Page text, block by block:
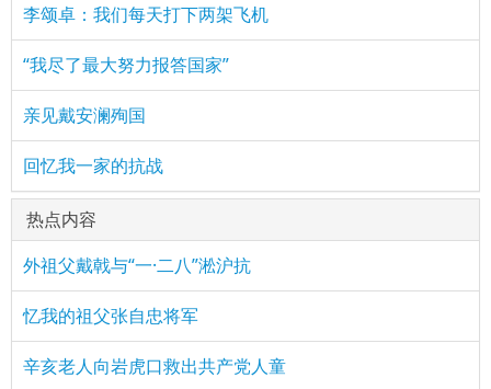
李颂卓：我们每天打下两架飞机
“我尽了最大努力报答国家”
亲见戴安澜殉国
回忆我一家的抗战
热点内容
外祖父戴戟与“一·二八”淞沪抗
忆我的祖父张自忠将军
辛亥老人向岩虎口救出共产党人童